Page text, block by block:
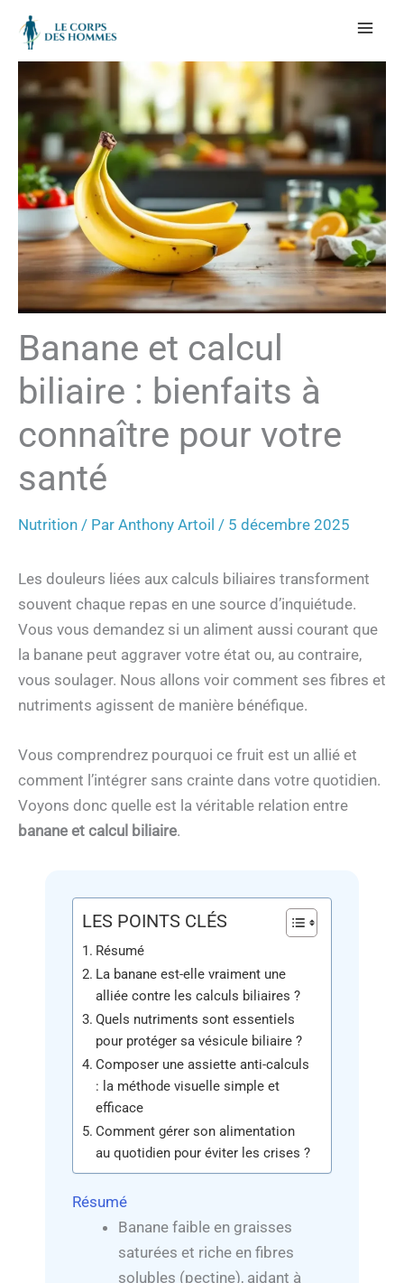
Aller
contenu
Banane et calcul
biliaire : bienfaits à
connaître pour votre
santé
Nutrition / Par Anthony Artoil / 5 décembre 2025
Les douleurs liées aux calculs biliaires transforment
souvent chaque repas en une source d’inquiétude.
Vous vous demandez si un aliment aussi courant que
la banane peut aggraver votre état ou, au contraire,
vous soulager. Nous allons voir comment ses fibres et
nutriments agissent de manière bénéfique.
Vous comprendrez pourquoi ce fruit est un allié et
comment l’intégrer sans crainte dans votre quotidien.
Voyons donc quelle est la véritable relation entre
banane et calcul biliaire.
LES POINTS CLÉS
Résumé
La banane est-elle vraiment une
alliée contre les calculs biliaires ?
Quels nutriments sont essentiels
pour protéger sa vésicule biliaire ?
Composer une assiette anti-calculs
: la méthode visuelle simple et
efficace
Comment gérer son alimentation
au quotidien pour éviter les crises ?
Résumé
Banane faible en graisses
saturées et riche en fibres
solubles (pectine), aidant à